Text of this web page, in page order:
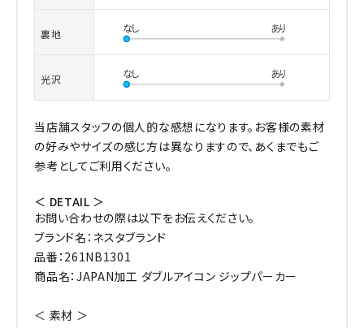
裏地
光沢
当店舗スタッフの個人的な感想になります。お客様の素材
の好みやサイズの感じ方は異なりますので、あくまでもご
参考としてご利用ください。
＜ DETAIL ＞
お問い合わせの際は以下をお伝えください。
ブランド名：ネスタブランド
品番：261NB1301
商品名：JAPAN加工 ダブルアイコン ジップパーカー
＜ 素材 ＞